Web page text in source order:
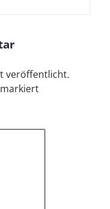
veröffentlicht.
markiert